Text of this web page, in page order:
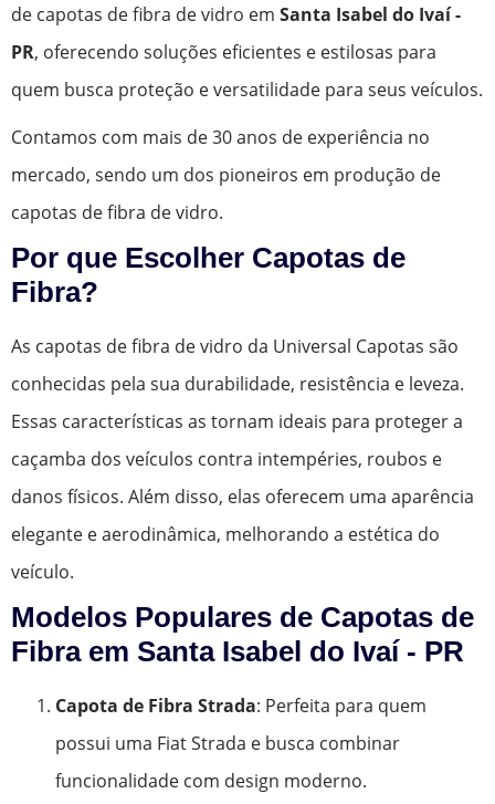
de capotas de fibra de vidro em Santa Isabel do Ivaí -
PR, oferecendo soluções eficientes e estilosas para
quem busca proteção e versatilidade para seus veículos.
Contamos com mais de 30 anos de experiência no
mercado, sendo um dos pioneiros em produção de
capotas de fibra de vidro.
Por que Escolher Capotas de
Fibra?
As capotas de fibra de vidro da Universal Capotas são
conhecidas pela sua durabilidade, resistência e leveza.
Essas características as tornam ideais para proteger a
caçamba dos veículos contra intempéries, roubos e
danos físicos. Além disso, elas oferecem uma aparência
elegante e aerodinâmica, melhorando a estética do
veículo.
Modelos Populares de Capotas de
Fibra em Santa Isabel do Ivaí - PR
Capota de Fibra Strada: Perfeita para quem
possui uma Fiat Strada e busca combinar
funcionalidade com design moderno.